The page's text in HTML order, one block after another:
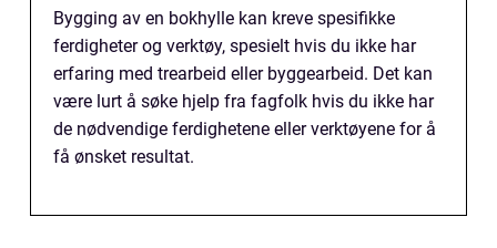
Bygging av en bokhylle kan kreve spesifikke
ferdigheter og verktøy, spesielt hvis du ikke har
erfaring med trearbeid eller byggearbeid. Det kan
være lurt å søke hjelp fra fagfolk hvis du ikke har
de nødvendige ferdighetene eller verktøyene for å
få ønsket resultat.